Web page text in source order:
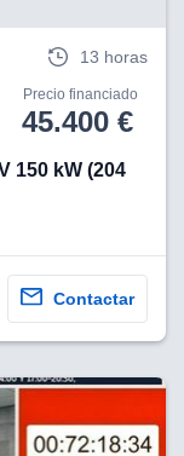
13 horas
Precio financiado
45.400 €
150 kW (204
Contactar